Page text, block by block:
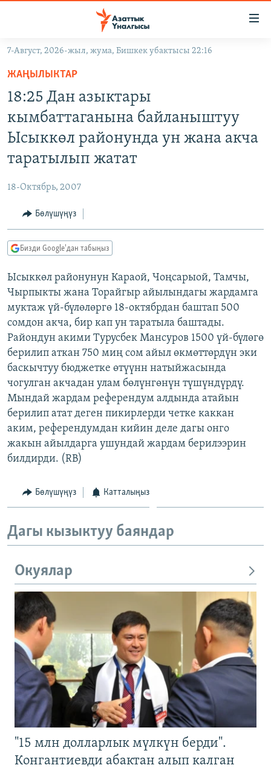
Навигацияга
өтүңүз
салыңызКЫРГЫЗСТАН
ДҮЙНӨ
УКРАИНА
БҮГҮН АЗАТТЫКТА
ЭКСПЕРТТЕР ТАЛДАЙТ
БИЗ ЖАНА ДҮЙНӨ
ЭЖЕ-СИҢДИЛЕР
АЗАТТЫК+
ЫҢГАЙСЫЗ СУРООЛОР
ПОДКАСТ
ӨЗГӨЧӨ ПИКИР
Русский
ОНЛАЙН ШЕРИНЕ
ЭЕ/АРнун бардык сайттары
7-Август, 2026-жыл, жума, Бишкек убактысы 22:16
ЖАҢЫЛЫКТАР
18:25 Дан азыктары
кымбаттаганына байланыштуу
Ысыккөл районунда ун жана акча
таратылып жатат
18-Октябрь, 2007
Бөлүшүңүз
Бизди Google'дан табыңыз
Ысыккөл районунун Караой, Чоңсарыой, Тамчы,
Чырпыкты жана Торайгыр айылындагы жардамга
муктаж үй-бүлөлөргө 18-октябрдан баштап 500
сомдон акча, бир кап ун таратыла баштады.
Райондун акими Турусбек Мансуров 1500 үй-бүлөгө
берилип аткан 750 миң сом айыл өкмөттөрдүн эки
баскычтуу бюджетке өтүүнн натыйжасында
чогулган акчадан улам бөлүнгөнүн түшүндүрдү.
Мындай жардам референдум алдында атайын
берилип атат деген пикирлерди четке каккан
аким, референдумдан кийин деле дагы онго
жакын айылдарга ушундай жардам берилээрин
билдирди. (RB)
Бөлүшүңүз Катталыңыз
Дагы кызыктуу баяндар
Окуялар
"15 млн долларлык мүлкүн берди".
Конгантиевди абактан алып калган